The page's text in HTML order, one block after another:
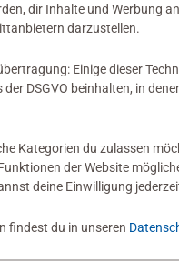
dir Inhalte und Werbung
darzustellen.
Einige dieser
DSGVO beinhalten, in
Kategorien du zulassen
der Website
deine Einwilligung
findest du in unseren